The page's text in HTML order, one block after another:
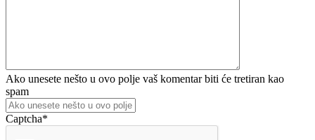
Ako unesete nešto u ovo polje vaš komentar biti će tretiran kao
spam
Captcha*